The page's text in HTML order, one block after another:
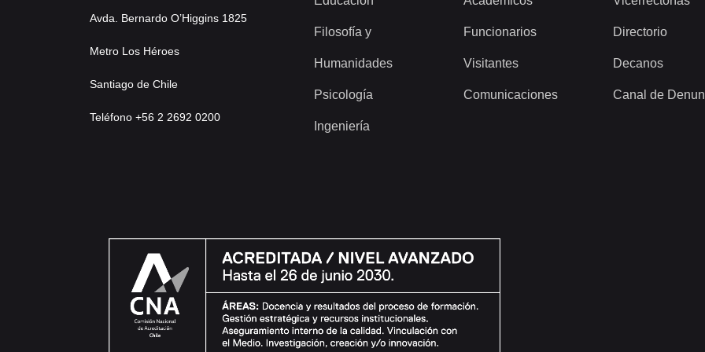
Avda. Bernardo O’Higgins 1825
Metro Los Héroes
Santiago de Chile
Teléfono +56 2 2692 0200
Filosofía y
Humanidades
Psicología
Ingeniería
Funcionarios
Visitantes
Comunicaciones
Directorio
Decanos
Canal de